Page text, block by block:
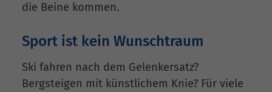
die Beine kommen.
Sport ist kein Wunschtraum
Ski fahren nach dem Gelenkersatz?
Bergsteigen mit künstlichem Knie? Für viele